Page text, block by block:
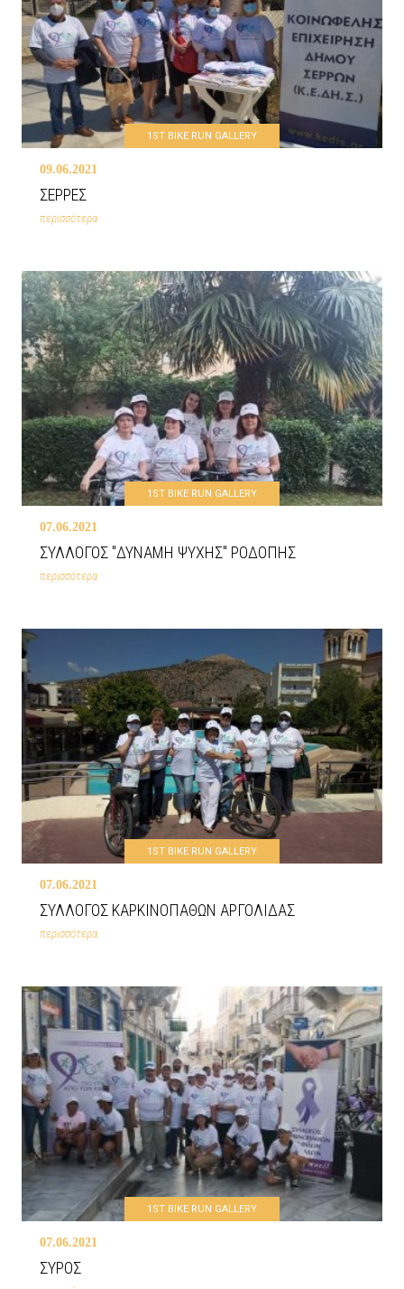
1ST BIKE RUN GALLERY
09.06.2021
ΣΕΡΡΕΣ
περισσότερα
1ST BIKE RUN GALLERY
07.06.2021
ΣΥΛΛΟΓΟΣ "ΔΥΝΑΜΗ ΨΥΧΗΣ" ΡΟΔΟΠΗΣ
περισσότερα
1ST BIKE RUN GALLERY
07.06.2021
ΣΥΛΛΟΓΟΣ ΚΑΡΚΙΝΟΠΑΘΩΝ ΑΡΓΟΛΙΔΑΣ
περισσότερα
1ST BIKE RUN GALLERY
07.06.2021
ΣΥΡΟΣ